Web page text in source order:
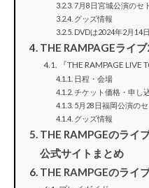
7月8日宮城公演のセ
グッズ情報
DVDは2024年2月14
THE RAMPAGEライ
『THE RAMPAGE LIVE
日程・会場
チケット価格・申し
5月28日福岡公演の
グッズ情報
THE RAMPGEのライ
公式サイトまとめ
THE RAMPGEのライ